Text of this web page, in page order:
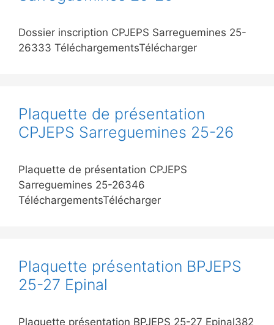
Dossier inscription CPJEPS Sarreguemines 25-
26333 TéléchargementsTélécharger
Plaquette de présentation
CPJEPS Sarreguemines 25-26
Plaquette de présentation CPJEPS
Sarreguemines 25-26346
TéléchargementsTélécharger
Plaquette présentation BPJEPS
25-27 Epinal
Plaquette présentation BPJEPS 25-27 Epinal382